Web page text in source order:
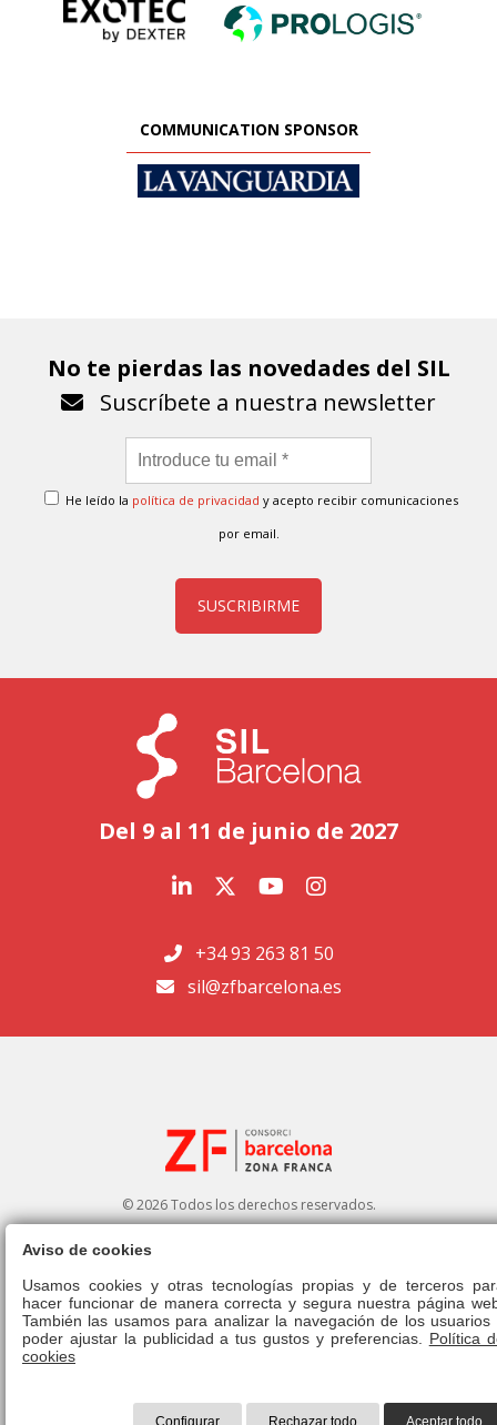
COMMUNICATION SPONSOR
No te pierdas las novedades del SIL
Suscríbete a nuestra newsletter
He leído la política de privacidad y acepto recibir comunicaciones
por email.
SUSCRIBIRME
Del 9 al 11 de junio de 2027
+34 93 263 81 50
sil@zfbarcelona.es
© 2026 Todos los derechos reservados.
Aviso legal|Política de privacidad|Política de cookies|Canal ético|
Derecho de admisión|Normativa
Aviso de cookies
Usamos cookies y otras tecnologías propias y de terceros
hacer funcionar de manera correcta y segura nuestra página
También las usamos para analizar la navegación de los usuarios
poder ajustar la publicidad a tus gustos y preferencias. Política
cookies
Configurar Rechazar todo Aceptar todo